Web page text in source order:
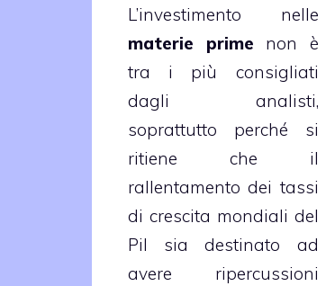
L’investimento nelle
materie prime non è
tra i più consigliati
dagli analisti,
soprattutto perché si
ritiene che il
rallentamento dei tassi
di crescita mondiali del
Pil sia destinato ad
avere ripercussioni